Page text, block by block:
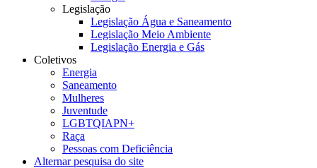
Legislação
Legislação Água e Saneamento
Legislação Meio Ambiente
Legislação Energia e Gás
Coletivos
Energia
Saneamento
Mulheres
Juventude
LGBTQIAPN+
Raça
Pessoas com Deficiência
Alternar pesquisa do site